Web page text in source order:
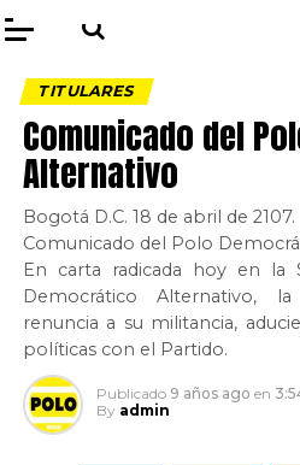
TITULARES
Comunicado del
Alternativo
Bogotá D.C. 18 de abril de 2107.
Comunicado del Polo
En carta radicada hoy en la
Democrático Alternativo,
renuncia a su militancia,
políticas con el Partido.
Publicado 9 años ago en
By admin